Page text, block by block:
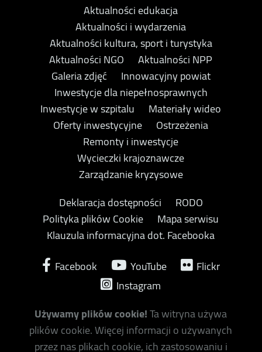
Aktualności edukacja
Aktualności i wydarzenia
Aktualności kultura, sport i turystyka
Aktualności NGO
Aktualności NPP
Galeria zdjęć
Innowacyjny powiat
Inwestycje dla niepełnosprawnych
Inwestycje w szpitalu
Materiały wideo
Oferty inwestycyjne
Ostrzeżenia
Remonty i inwestycje
Wycieczki krajoznawcze
Zarządzanie kryzysowe
Deklaracja dostępności
RODO
Polityka plików Cookie
Mapa serwisu
Klauzula informacyjna dot. Facebooka
Facebook
YouTube
Flickr
Instagram
Używamy plików cookie!Ta witryna używa
plików cookie. Więcej informacji o używanych
przez nas plikach cookie, ich zastosowaniu i